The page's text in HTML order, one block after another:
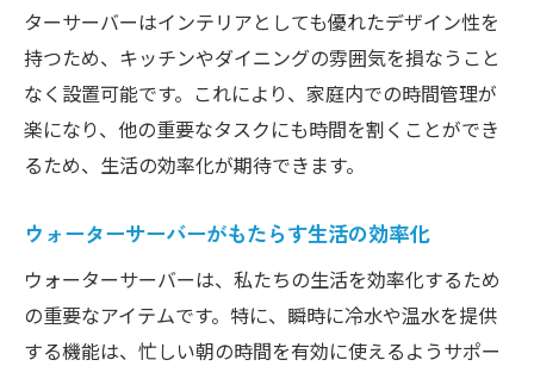
ターサーバーはインテリアとしても優れたデザイン性を
持つため、キッチンやダイニングの雰囲気を損なうこと
なく設置可能です。これにより、家庭内での時間管理が
楽になり、他の重要なタスクにも時間を割くことができ
るため、生活の効率化が期待できます。
ウォーターサーバーがもたらす生活の効率化
ウォーターサーバーは、私たちの生活を効率化するため
の重要なアイテムです。特に、瞬時に冷水や温水を提供
する機能は、忙しい朝の時間を有効に使えるようサポー